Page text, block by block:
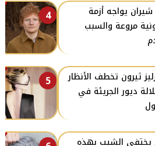
4
شيران يواجه أزمة
مروعة والسبب
5
ثيرون تخطف الأنظار
ديور الجريئة في
الشيب بهذه